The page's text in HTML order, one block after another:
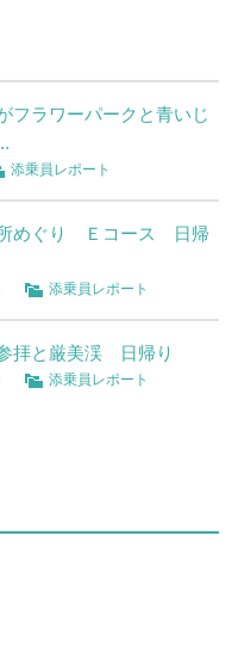
ラワーパークと青いじ
添乗員レポート
所めぐり Ｅコース 日帰
添乗員レポート
拝と厳美渓 日帰り
添乗員レポート